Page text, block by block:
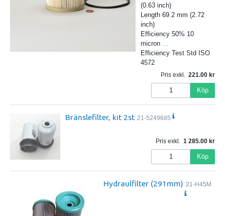
(0.63 inch)
Length 69.2 mm (2.72
inch)
Efficiency 50% 10
micron
Efficiency Test Std ISO
4572
Pris exkl. 221.00
Köp
Bränslefilter, kit 2st 21-5249685
Pris exkl. 1 285.00
Köp
Hydraulfilter (291mm) 21-H45M